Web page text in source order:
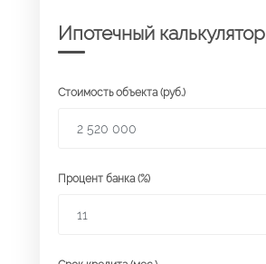
Ипотечный калькулятор
Стоимость объекта (руб.)
Процент банка (%)